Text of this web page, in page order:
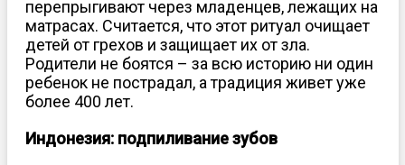
перепрыгивают через младенцев, лежащих на
матрасах. Считается, что этот ритуал очищает
детей от грехов и защищает их от зла.
Родители не боятся – за всю историю ни один
ребенок не пострадал, а традиция живет уже
более 400 лет.
Индонезия: подпиливание зубов